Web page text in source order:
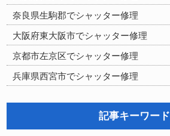
奈良県生駒郡でシャッター修理
大阪府東大阪市でシャッター修理
京都市左京区でシャッター修理
兵庫県西宮市でシャッター修理
記事キーワード